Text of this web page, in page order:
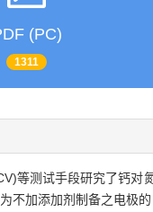
(PC)
1311
等测试手段研究了钙
不加添加剂制备之电极